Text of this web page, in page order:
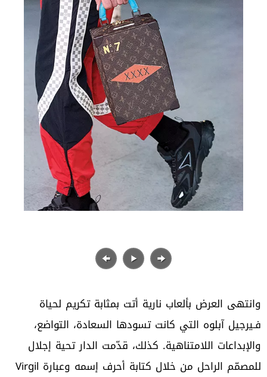
وانتهى العرض بألعاب نارية أتت بمثابة تكريم لحياة
فـيرجيل آبلوه التي كانت تسودها السعادة، التواضع،
والإبداعات اللامتناهية. كذلك، قدّمت الدار تحية إجلال
للمصمّم الراحل من خلال كتابة أحرف إسمه وعبارة Virgil